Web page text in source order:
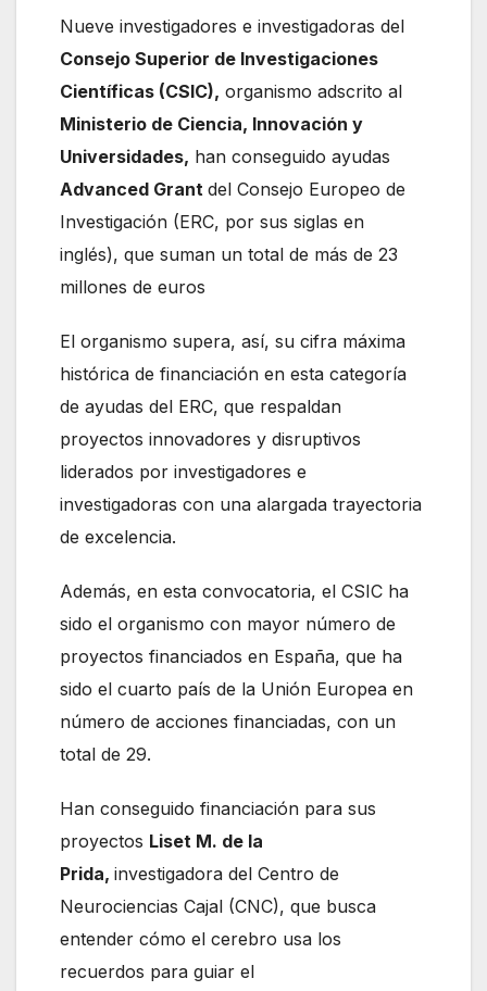
Nueve investigadores e investigadoras del
Consejo Superior de Investigaciones
Científicas (CSIC), organismo adscrito al
Ministerio de Ciencia, Innovación y
Universidades, han conseguido ayudas
Advanced Grant del Consejo Europeo de
Investigación (ERC, por sus siglas en
inglés), que suman un total de más de 23
millones de euros
El organismo supera, así, su cifra máxima
histórica de financiación en esta categoría
de ayudas del ERC, que respaldan
proyectos innovadores y disruptivos
liderados por investigadores e
investigadoras con una alargada trayectoria
de excelencia.
Además, en esta convocatoria, el CSIC ha
sido el organismo con mayor número de
proyectos financiados en España, que ha
sido el cuarto país de la Unión Europea en
número de acciones financiadas, con un
total de 29.
Han conseguido financiación para sus
proyectos Liset M. de la
Prida, investigadora del Centro de
Neurociencias Cajal (CNC), que busca
entender cómo el cerebro usa los
recuerdos para guiar el